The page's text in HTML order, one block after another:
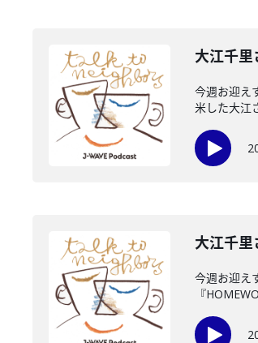
大江千
今週お迎え
米した大江
大江千
今週お迎え
『